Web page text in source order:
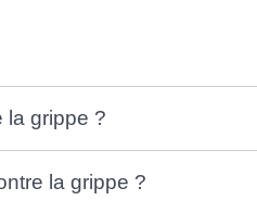
la grippe ?
la grippe ?